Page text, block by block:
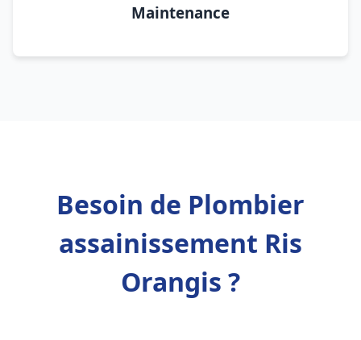
Maintenance
Besoin de Plombier
assainissement Ris
Orangis ?